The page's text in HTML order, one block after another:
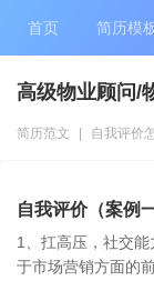
首页 简历模
高级物业顾问/
简历范文 自我评价
自我评价（案例一
1、扛高压，社交
于市场营销方面的